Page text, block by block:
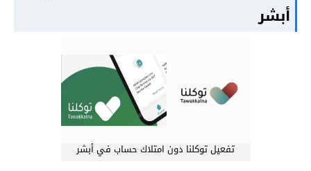
أبشر
تفعيل توكلنا دون امتلاك حساب في أبشر